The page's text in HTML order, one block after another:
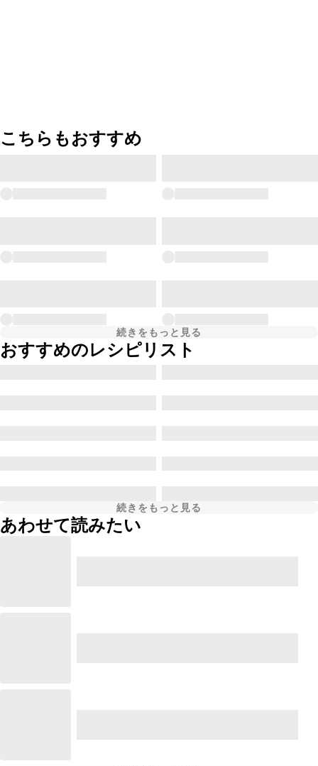
こちらもおすすめ
続きをもっと見る
おすすめのレシピリスト
続きをもっと見る
あわせて読みたい